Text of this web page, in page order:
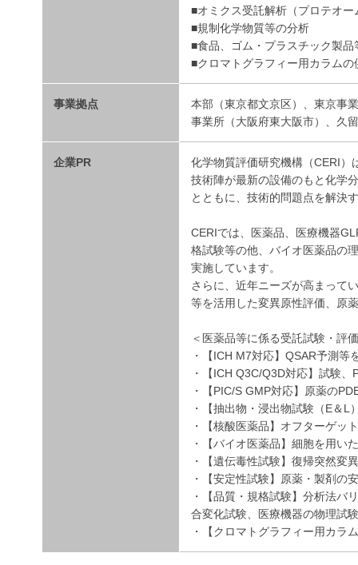
■オミクス受託解析（プロテオ
■規制化学物質等の分析
■食品、ゴム・プラスチック製品
■クロマトグラフィー用カラムの
事業拠点
本部（東京都文京区）、東京事
事業所（大阪府東大阪市）、久
企業PR
化学物質評価研究機構（CERI）
技術陣が最新の設備のもと化学
とともに、技術的問題点を解決
CERIでは、医薬品、医療機器
格試験等の他、バイオ医薬品の
実施しています。
さらに、近年ニーズが高まって
等を活用した変異原性評価、原
＜医薬品等に係る受託試験・評
・【ICH M7対応】QSAR予測等
・【ICH Q3C/Q3D対応】試験、
・【PIC/S GMP対応】原薬の
・【抽出物・浸出物試験（E＆
・【核酸医薬品】オフターゲッ
・【バイオ医薬品】細胞を用い
・【遺伝毒性試験】復帰突然変
・【安定性試験】原薬・製剤の
・【品質・規格試験】分析法バ
合変化試験、医療機器の物理試
・【クロマトグラフィー用カラ